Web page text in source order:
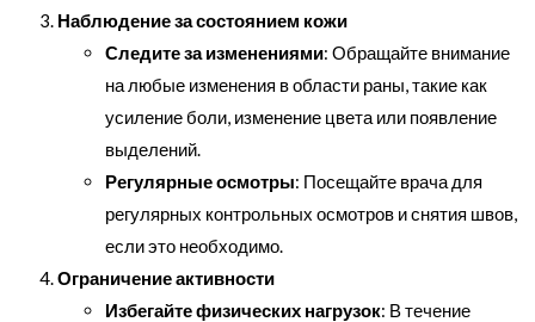
Наблюдение за состоянием кожи
Следите за изменениями: Обращайте внимание
на любые изменения в области раны, такие как
усиление боли, изменение цвета или появление
выделений.
Регулярные осмотры: Посещайте врача для
регулярных контрольных осмотров и снятия швов,
если это необходимо.
Ограничение активности
Избегайте физических нагрузок: В течение